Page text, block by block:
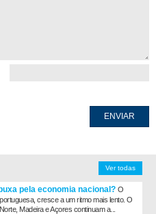
ENVIAR
Ver todas
pela economia nacional? O
cresce a um ritmo mais lento. O
Madeira e Açores continuam a...